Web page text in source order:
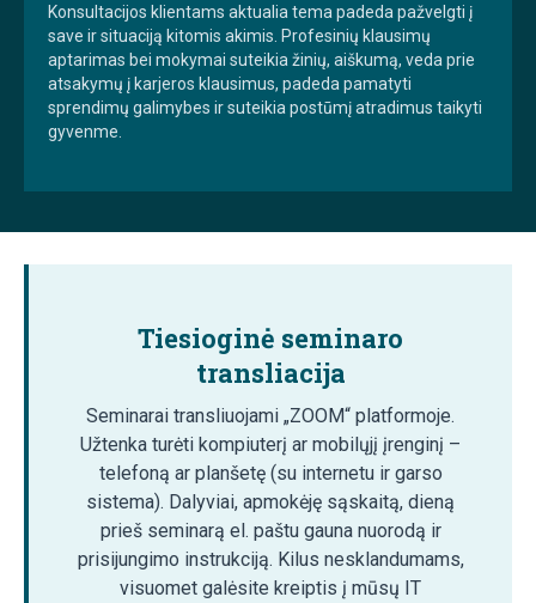
Konsultacijos klientams aktualia tema padeda pažvelgti į
save ir situaciją kitomis akimis. Profesinių klausimų
aptarimas bei mokymai suteikia žinių, aiškumą, veda prie
atsakymų į karjeros klausimus, padeda pamatyti
sprendimų galimybes ir suteikia postūmį atradimus taikyti
gyvenme.
Tiesioginė seminaro
transliacija
Seminarai transliuojami „ZOOM“ platformoje.
Užtenka turėti kompiuterį ar mobilųjį įrenginį –
telefoną ar planšetę (su internetu ir garso
sistema). Dalyviai, apmokėję sąskaitą, dieną
prieš seminarą el. paštu gauna nuorodą ir
prisijungimo instrukciją. Kilus nesklandumams,
visuomet galėsite kreiptis į mūsų IT